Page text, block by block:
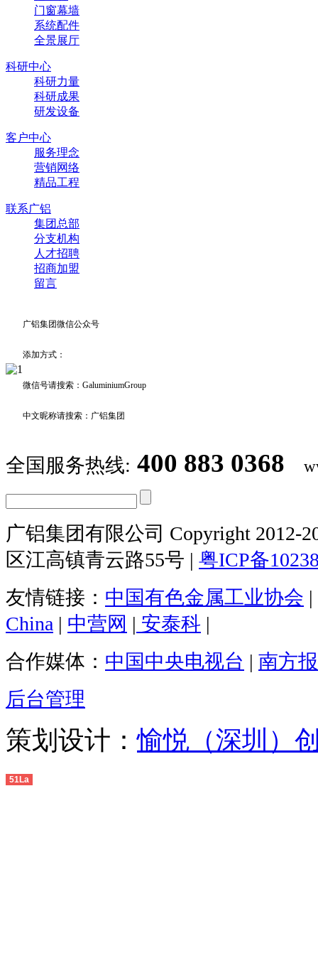
门窗幕墙
系统配件
全景展厅
科研中心
科研力量
科研成果
研发设备
客户中心
服务理念
营销网络
精品工程
联系广铝
集团总部
分支机构
人才招聘
招商加盟
留言
广铝集团微信公众号
添加方式：
微信号请搜索：GaluminiumGroup
中文昵称请搜索：广铝集团
全国服务热线: 400 883 0368
广铝集团有限公司 Copyright 2012-
区江高镇青云路55号 | 粤ICP备
友情链接： 中国有色金属工业协会 |
China | 中营网 | 安泰科 |
合作媒体： 中国中央电视台 | 南方
后台管理
策划设计：愉悦（深圳）
51La